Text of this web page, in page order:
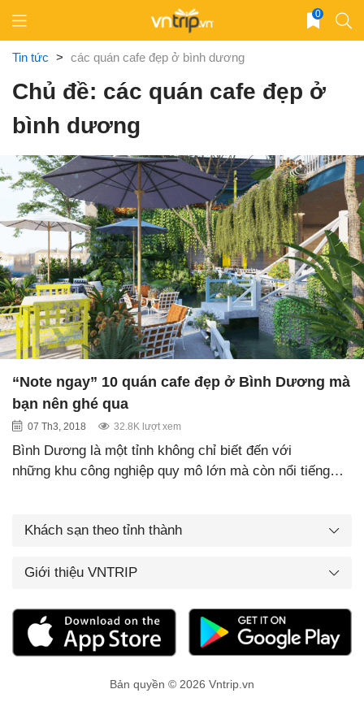
content
0
Tin tức > các quán cafe đẹp ở bình dương
Chủ đề: các quán cafe đẹp ở
bình dương
“Note ngay” 10 quán cafe đẹp ở Bình Dương mà
bạn nên ghé qua
07 Th3, 2018 32.8K lượt xem
Bình Dương là một tỉnh không chỉ biết đến với
những khu công nghiệp quy mô lớn mà còn nổi tiếng…
Khách sạn theo tỉnh thành
Giới thiệu VNTRIP
Bản quyền © 2026 Vntrip.vn